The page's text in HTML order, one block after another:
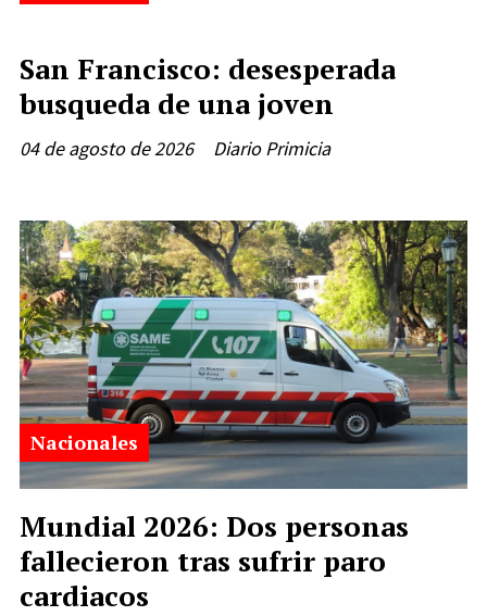
San Francisco: desesperada
busqueda de una joven
Diario Primicia
04 de agosto de 2026
Mundial 2026: Dos personas
fallecieron tras sufrir paro
cardiacos
Nacionales